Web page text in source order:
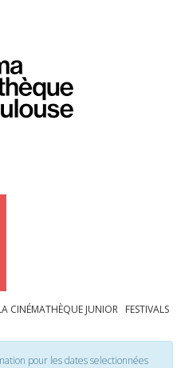
CINÉMATHÈQUE JUNIOR FESTIVALS
pour les dates selectionnées